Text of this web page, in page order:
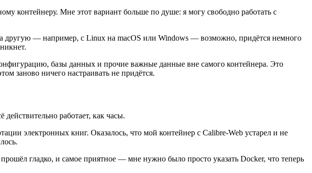
контейнеру. Мне этот вариант больше по душе: я могу свободно работать с
другую — например, с Linux на macOS или Windows — возможно, придётся немного
базы данных и прочие важные данные вне самого контейнера. Это
заново ничего настраивать не придётся.
работает, как часы.
электронных книг. Оказалось, что мой контейнер с Calibre-Web устарел и не
гладко, и самое приятное — мне нужно было просто указать Docker, что теперь